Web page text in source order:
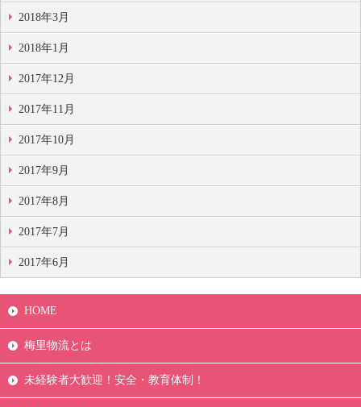
2018年3月
2018年1月
2017年12月
2017年11月
2017年10月
2017年9月
2017年8月
2017年7月
2017年6月
HOME
梅里物流とは
未経験者大歓迎！安全・教育体制！